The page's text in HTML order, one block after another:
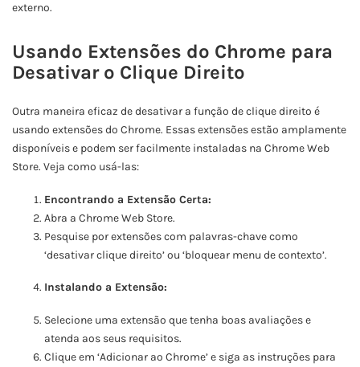
externo.
Usando Extensões do Chrome para
Desativar o Clique Direito
Outra maneira eficaz de desativar a função de clique direito é
usando extensões do Chrome. Essas extensões estão amplamente
disponíveis e podem ser facilmente instaladas na Chrome Web
Store. Veja como usá-las:
Encontrando a Extensão Certa:
Abra a Chrome Web Store.
Pesquise por extensões com palavras-chave como
‘desativar clique direito’ ou ‘bloquear menu de contexto’.
Instalando a Extensão:
Selecione uma extensão que tenha boas avaliações e
atenda aos seus requisitos.
Clique em ‘Adicionar ao Chrome’ e siga as instruções para